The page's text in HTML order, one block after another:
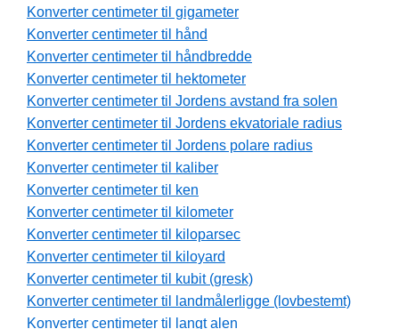
Konverter centimeter til gigameter
Konverter centimeter til hånd
Konverter centimeter til håndbredde
Konverter centimeter til hektometer
Konverter centimeter til Jordens avstand fra solen
Konverter centimeter til Jordens ekvatoriale radius
Konverter centimeter til Jordens polare radius
Konverter centimeter til kaliber
Konverter centimeter til ken
Konverter centimeter til kilometer
Konverter centimeter til kiloparsec
Konverter centimeter til kiloyard
Konverter centimeter til kubit (gresk)
Konverter centimeter til landmålerligge (lovbestemt)
Konverter centimeter til langt alen